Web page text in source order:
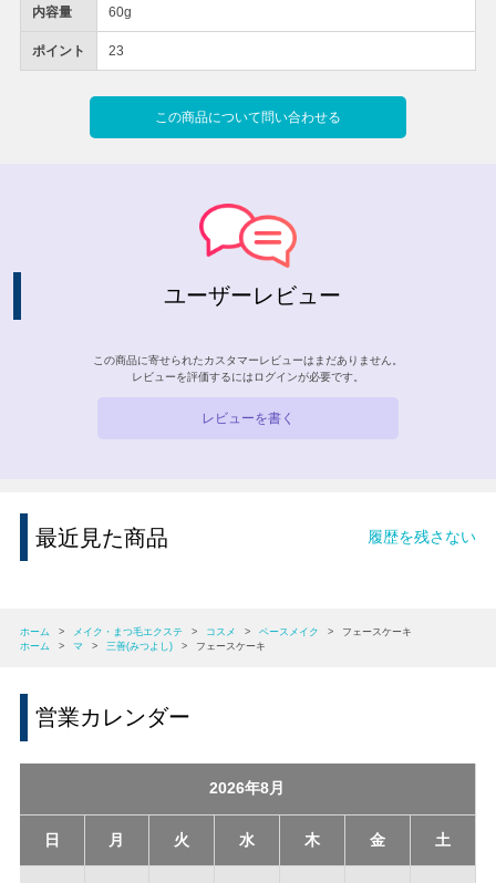
内容量 60g
ポイント 23
この商品について問い合わせる
ユーザーレビュー
この商品に寄せられたカスタマーレビューはまだありません。
レビューを評価するには ログインが必要です。
レビューを書く
最近見た商品 履歴を残さない
ホーム > メイク・まつ毛エクステ > コスメ > ベースメイク >
フェースケーキ
ホーム
> マ > 三善(みつよし) > フェースケーキ
営業カレンダー
2026年8月
日 月 火 水 木 金 土